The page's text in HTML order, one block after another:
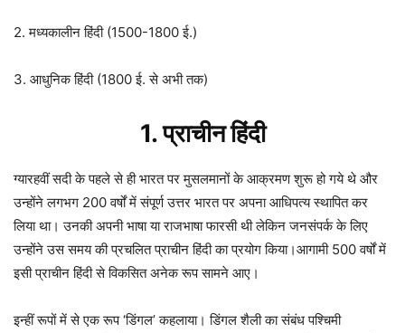
2. मध्यकालीन हिंदी (1500-1800 ई.)
3. आधुनिक हिंदी (1800 ई. से अभी तक)
1. प्राचीन हिंदी
ग्यारहवीं सदी के पहले से ही भारत पर मुसलमानों के आक्रमण शुरू हो गये थे और
उन्होंने लगभग 200 वर्षों में संपूर्ण उत्तर भारत पर अपना आधिपत्य स्थापित कर
लिया था। उनकी अपनी भाषा या राजभाषा फारसी थी लेकिन जनसंपर्क के लिए
उन्होंने उस समय की प्रचलित प्राचीन हिंदी का प्रयोग किया।आगामी 500 वर्षों में
इसी प्राचीन हिंदी से विकसित अनेक रूप सामने आए।
इन्हीं रूपों में से एक रूप ‘डिंगल’ कहलाया। डिंगल शैली का संबंध पश्चिमी